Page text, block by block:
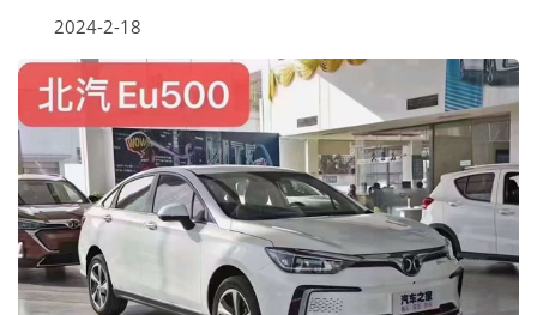
2024-2-18